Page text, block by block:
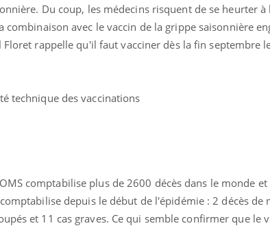
Du coup, les médecins risquent de se heurter à
avec le vaccin de la grippe saisonnière
rappelle qu'il faut vacciner dès la fin septembre
technique des vaccinations
comptabilise plus de 2600 décès dans le monde
depuis le début de l'épidémie : 2 décès de
et 11 cas graves. Ce qui semble confirmer que le